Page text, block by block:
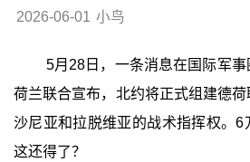
2026-06-01 小鸟
5月28日，一条消息在国际军
荷兰联合宣布，北约将正式组建德
沙尼亚和拉脱维亚的战术指挥权。6
这还得了？